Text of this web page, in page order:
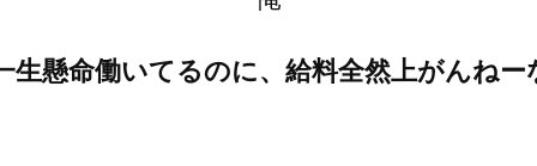
生懸命働いてるのに、給料全然上がんね